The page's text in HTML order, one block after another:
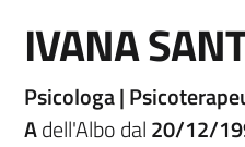
IVANA
Psicologa |
Adell'Albo dal20/12/